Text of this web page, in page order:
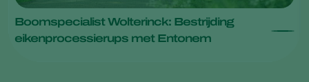
Boomspecialist Wolterinck: Bestrijding
eikenprocessierups met Entonem